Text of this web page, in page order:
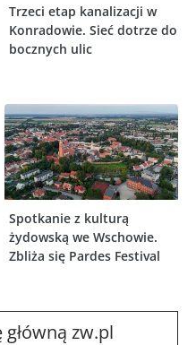
Trzeci etap kanalizacji w
Konradowie. Sieć dotrze do
bocznych ulic
Spotkanie z kulturą
żydowską we Wschowie.
Zbliża się Pardes Festival
zw.pl